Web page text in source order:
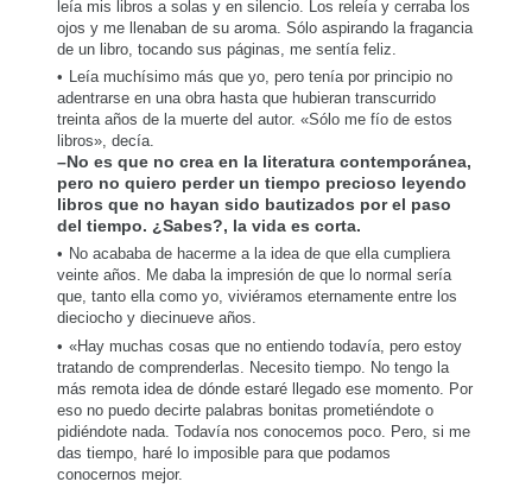
leía mis libros a solas y en silencio. Los releía y cerraba los
ojos y me llenaban de su aroma. Sólo aspirando la fragancia
de un libro, tocando sus páginas, me sentía feliz.
Leía muchísimo más que yo, pero tenía por principio no
adentrarse en una obra hasta que hubieran transcurrido
treinta años de la muerte del autor. «Sólo me fío de estos
libros», decía.
–No es que no crea en la literatura contemporánea,
pero no quiero perder un tiempo precioso leyendo
libros que no hayan sido bautizados por el paso
del tiempo. ¿Sabes?, la vida es corta.
No acababa de hacerme a la idea de que ella cumpliera
veinte años. Me daba la impresión de que lo normal sería
que, tanto ella como yo, viviéramos eternamente entre los
dieciocho y diecinueve años.
«Hay muchas cosas que no entiendo todavía, pero estoy
tratando de comprenderlas. Necesito tiempo. No tengo la
más remota idea de dónde estaré llegado ese momento. Por
eso no puedo decirte palabras bonitas prometiéndote o
pidiéndote nada. Todavía nos conocemos poco. Pero, si me
das tiempo, haré lo imposible para que podamos
conocernos mejor.